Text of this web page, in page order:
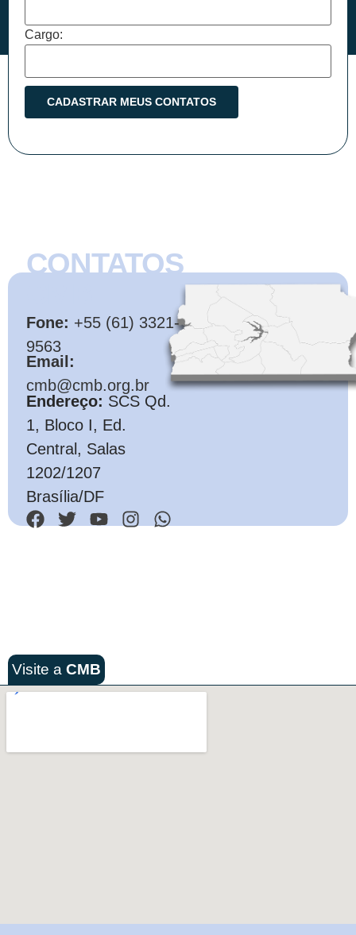
Cargo:
CONTATOS
Fone: +55 (61) 3321-
9563
Email:
cmb@cmb.org.br
Endereço: SCS Qd.
1, Bloco I, Ed.
Central, Salas
1202/1207
Brasília/DF
Visite a CMB